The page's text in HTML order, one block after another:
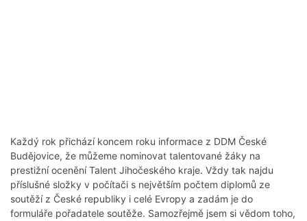
Každý rok přichází koncem roku informace z DDM České
Budějovice, že můžeme nominovat talentované žáky na
prestižní ocenění Talent Jihočeského kraje. Vždy tak najdu
příslušné složky v počítači s největším počtem diplomů ze
soutěží z České republiky i celé Evropy a zadám je do
formuláře pořadatele soutěže. Samozřejmě jsem si vědom toho,